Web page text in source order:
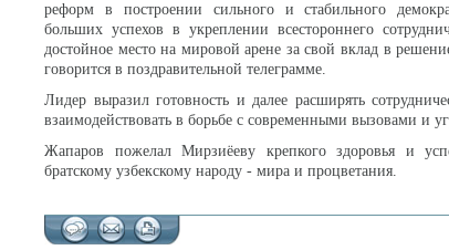
реформ в построении сильного и стабильного
больших успехов в укреплении всестороннего
достойное место на мировой арене за свой вклад в
говорится в поздравительной телеграмме.
Лидер выразил готовность и далее расширять
взаимодействовать в борьбе с современными вызовами и
Жапаров пожелал Мирзиёеву крепкого здоровья и
братскому узбекскому народу - мира и процветания.